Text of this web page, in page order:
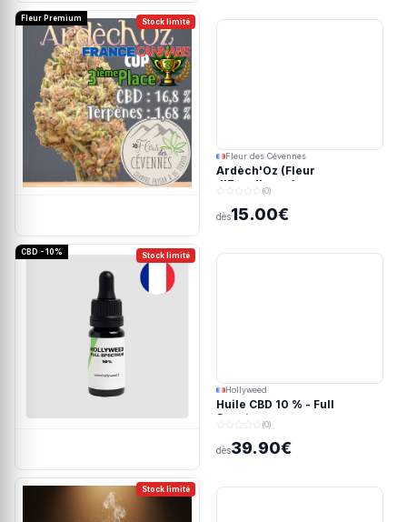
Stock limité
Fleur Premium
Fleur des Cévennes
Ardèch'Oz (Fleur
d'Excellence)
(0)
dès15.00€
Stock limité
CBD - 10%
Hollyweed
Huile CBD 10 % - Full
Spectrum
(0)
dès39.90€
Stock limité